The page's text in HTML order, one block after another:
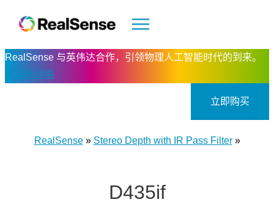
RealSense 与英伟达合作，引领物理人工智能时代的到来。
阅读新闻稿
立即购买
RealSense» Stereo Depth with IR Pass Filter»
D435if